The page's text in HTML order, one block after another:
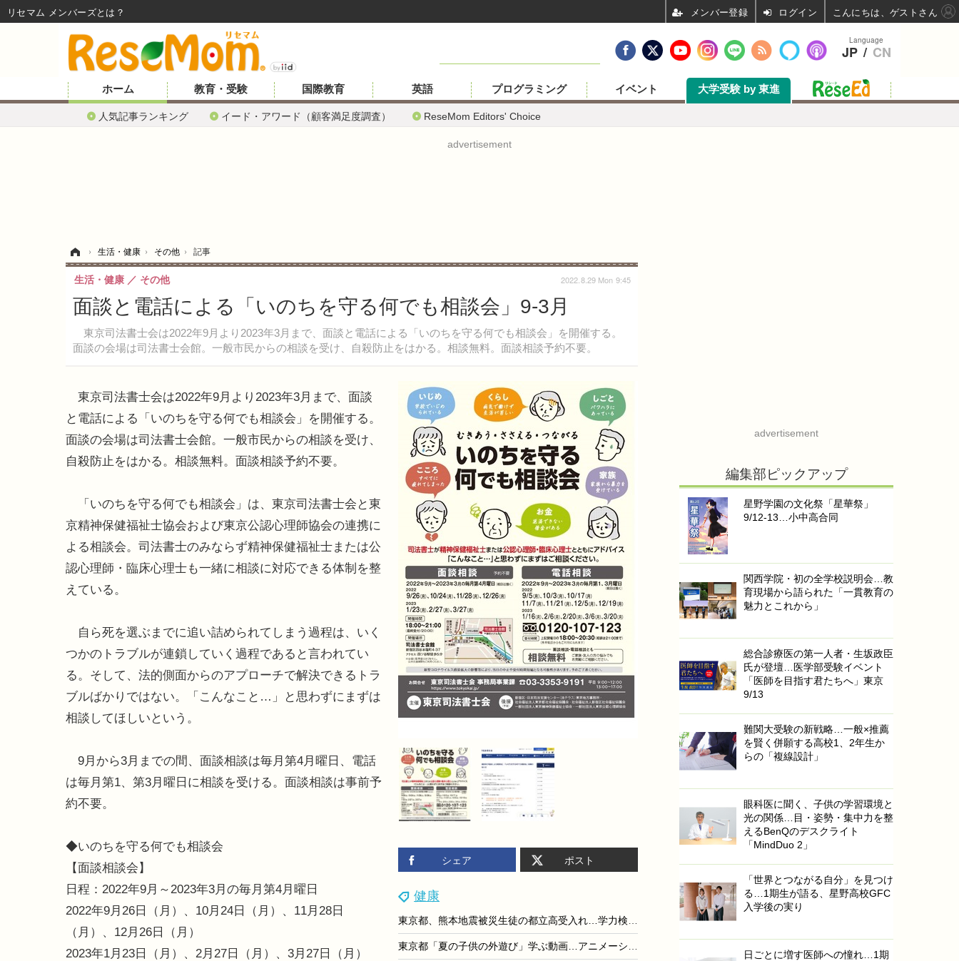
ホーム
人気記事ランキング イード・アワード（顧客満足度調査） ReseMom Editors' Choice
教育・受験 国際教育 英語 プログラミング イベント 大学受験 by 東進
advertisement
› 生活・健康 › その他 › 記事
面談と電話による「いのちを守る何でも相談会」9-3月
東京司法書士会は2022年9月より2023年3月まで、面談と電話による「いのちを守る何でも相談会」を開催する。
面談の会場は司法書士会館。一般市民からの相談を受け、自殺防止をはかる。相談無料。面談相談予約不要。
生活・健康 その他 2022.8.29 Mon 9:45
シェア ポスト
健康
東京都、熊本地震被災生徒の都立高受入れ…学力検査なし・授業料免除
東京都「夏の子供の外遊び」学ぶ動画…アニメーション編公開
東京司法書士会は2022年9月より2023年3月まで、面談
と電話による「いのちを守る何でも相談会」を開催する。
面談の会場は司法書士会館。一般市民からの相談を受け、
自殺防止をはかる。相談無料。面談相談予約不要。
「いのちを守る何でも相談会」は、東京司法書士会と東
京精神保健福祉士協会および東京公認心理師協会の連携に
よる相談会。司法書士のみならず精神保健福祉士または公
認心理師・臨床心理士も一緒に相談に対応できる体制を整
えている。
自ら死を選ぶまでに追い詰められてしまう過程は、いく
つかのトラブルが連鎖していく過程であると言われてい
る。そして、法的側面からのアプローチで解決できるトラ
ブルばかりではない。「こんなこと…」と思わずにまずは
相談してほしいという。
9月から3月までの間、面談相談は毎月第4月曜日、電話
は毎月第1、第3月曜日に相談を受ける。面談相談は事前予
約不要。
◆いのちを守る何でも相談会
【面談相談会】
日程：2022年9月～2023年3月の毎月第4月曜日
2022年9月26日（月）、10月24日（月）、11月28日
（月）、12月26日（月）
2023年1月23日（月）、2月27日（月）、3月27日（月）
advertisement
編集部ピックアップ
星野学園の文化祭「星華祭」
9/12-13…小中高合同
関西学院・初の全学校説明会…教
育現場から語られた「一貫教育の
魅力とこれから」
総合診療医の第一人者・生坂政臣
氏が登壇…医学部受験イベント
「医師を目指す君たちへ」東京
9/13
難関大受験の新戦略…一般×推薦
を賢く併願する高校1、2年生か
らの「複線設計」
眼科医に聞く、子供の学習環境と
光の関係…目・姿勢・集中力を整
えるBenQのデスクライト
「MindDuo 2」
「世界とつながる自分」を見つけ
る…1期生が語る、星野高校GFC
入学後の実り
日ごとに増す医師への憧れ…1期
Language
JP / CN
リセマム メンバーズ ログイン こんにちは、ゲストさん